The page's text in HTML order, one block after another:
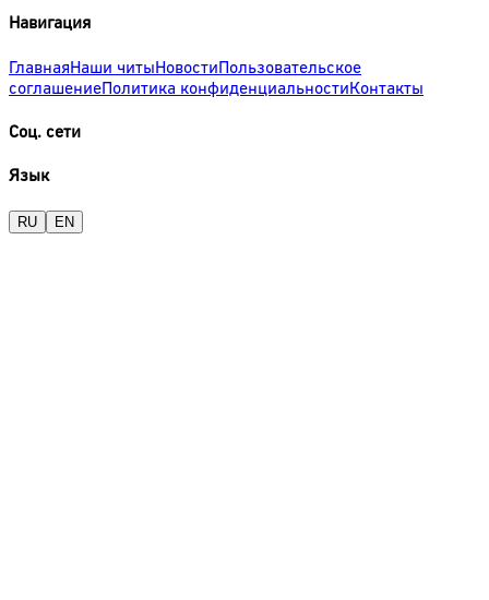
Навигация
ГлавнаяНаши читыНовостиПользовательское
соглашениеПолитика конфиденциальностиКонтакты
Соц. сети
Язык
RU EN